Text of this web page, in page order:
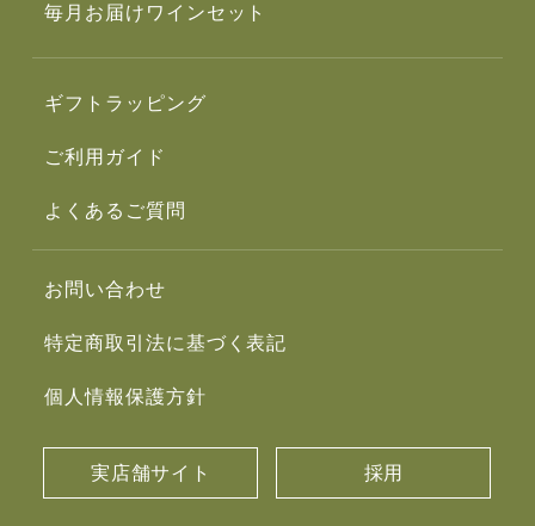
毎月お届けワインセット
ギフトラッピング
ご利用ガイド
よくあるご質問
お問い合わせ
特定商取引法に基づく表記
個人情報保護方針
実店舗サイト 採用